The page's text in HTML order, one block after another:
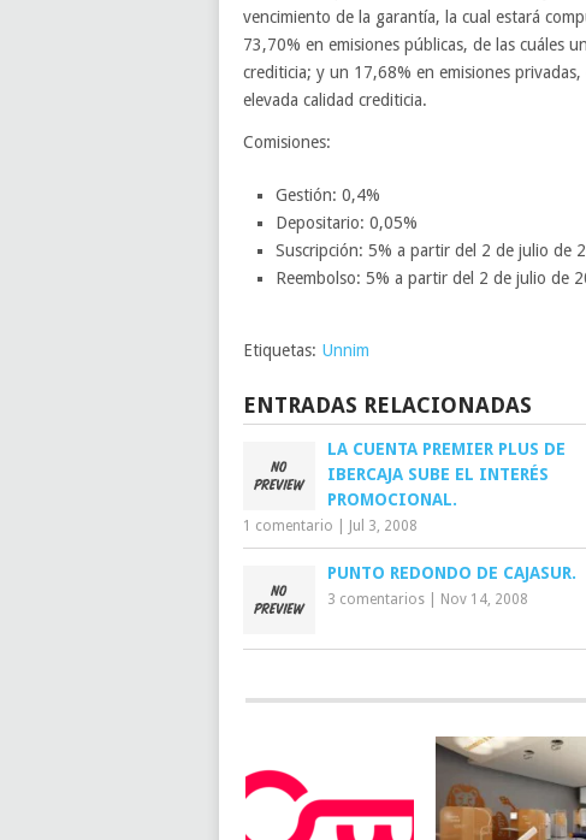
vencimiento de la garantía, la cual estará
73,70% en emisiones públicas, de las cuáles
crediticia; y un 17,68% en emisiones
elevada calidad crediticia.
Comisiones:
Gestión: 0,4%
Depositario: 0,05%
Suscripción: 5% a partir del 2 de julio de
Reembolso: 5% a partir del 2 de julio de
Etiquetas: Unnim
ENTRADAS RELACIONADAS
LA CUENTA PREMIER PLUS DE
IBERCAJA SUBE EL INTERÉS
PROMOCIONAL.
1 comentario Jul 3, 2008
PUNTO REDONDO DE CAJASUR.
3 comentarios Nov 14, 2008